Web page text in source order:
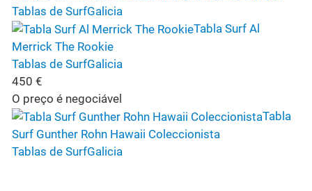
Tablas de SurfGalicia
Tabla Surf Al
Merrick The Rookie
Tablas de SurfGalicia
450 €
O preço é negociável
Tabla
Surf Gunther Rohn Hawaii Coleccionista
Tablas de SurfGalicia